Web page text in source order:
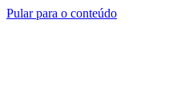
Pular para o conteúdo